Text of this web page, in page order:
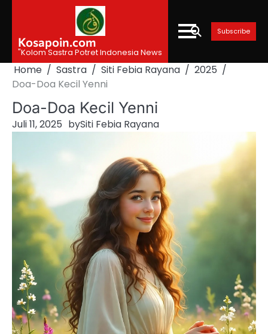
contentKosapoin.com
"Kolom Sastra Potret Indonesia News
Subscribe
Home Sastra Siti Febia Rayana
2025
Doa-Doa Kecil Yenni
Doa-Doa Kecil Yenni
Juli 11, 2025 bySiti Febia Rayana